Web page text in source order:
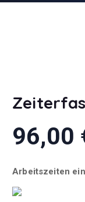
96,00
Arbeitszeiten